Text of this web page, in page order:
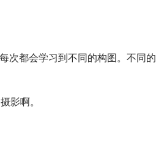
次都会学习到不同的构图。不同的
影啊。